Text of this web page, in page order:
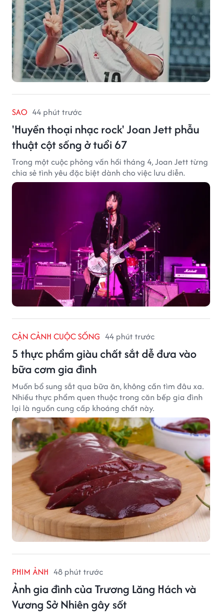
SAO 44 phút trước
'Huyền thoại nhạc rock' Joan Jett phẫu
thuật cột sống ở tuổi 67
Trong một cuộc phỏng vấn hồi tháng 4, Joan Jett từng
chia sẻ tình yêu đặc biệt dành cho việc lưu diễn.
CẬN CẢNH CUỘC SỐNG 44 phút trước
5 thực phẩm giàu chất sắt dễ đưa vào
bữa cơm gia đình
Muốn bổ sung sắt qua bữa ăn, không cần tìm đâu xa.
Nhiều thực phẩm quen thuộc trong căn bếp gia đình
lại là nguồn cung cấp khoáng chất này.
PHIM ẢNH 48 phút trước
Ảnh gia đình của Trương Lăng Hách và
Vương Sở Nhiên gây sốt